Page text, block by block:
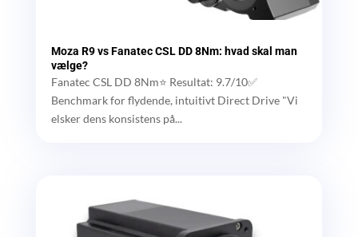
Moza R9 vs Fanatec CSL DD 8Nm: hvad skal man
vælge?
Fanatec CSL DD 8Nm⭐ Resultat: 9.7/10✅
Benchmark for flydende, intuitivt Direct Drive "Vi
elsker dens konsistens på...